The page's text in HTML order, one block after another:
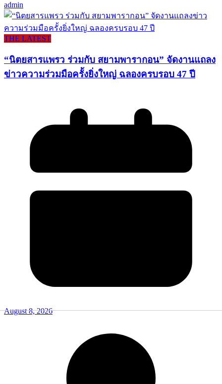
admin
THE LATEST
“นิตยสารแพรว ร่วมกับ สยามพารากอน” จัดงานแถลง
ข่าวความร่วมมือครั้งยิ่งใหญ่ ฉลองครบรอบ 47 ปี
August 8, 2026